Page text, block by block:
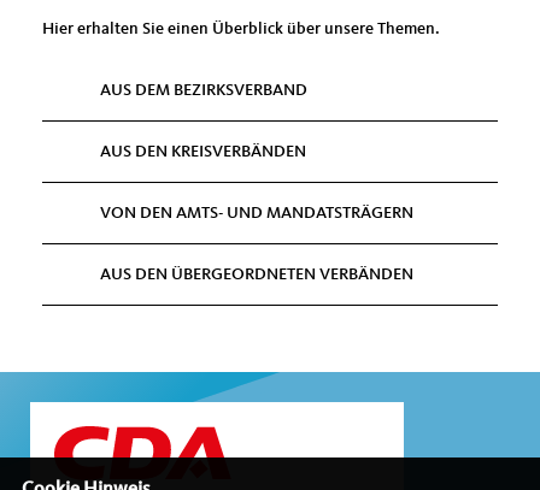
Hier erhalten Sie einen Überblick über unsere Themen.
AUS DEM BEZIRKSVERBAND
AUS DEN KREISVERBÄNDEN
VON DEN AMTS- UND MANDATSTRÄGERN
AUS DEN ÜBERGEORDNETEN VERBÄNDEN